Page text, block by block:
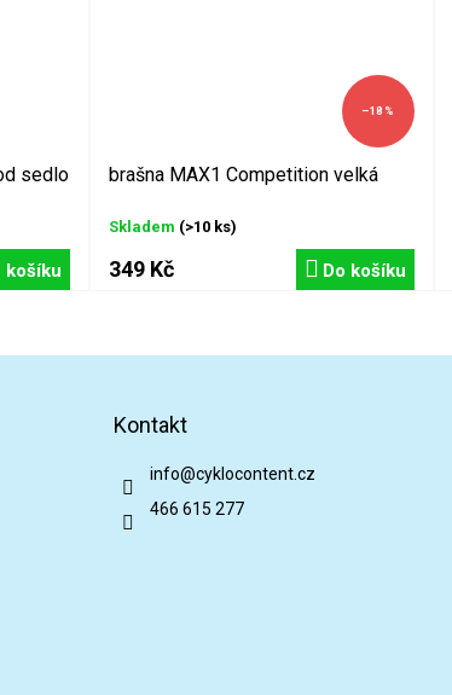
sedlo
košíku
–18 %
brašna MAX1 Competition velká
Skladem (>10 ks)
349 Kč Do košíku
Kontakt
info@cyklocontent.cz
466 615 277